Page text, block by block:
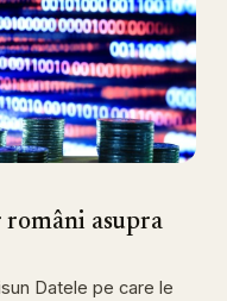
asupra
Datele pe care le